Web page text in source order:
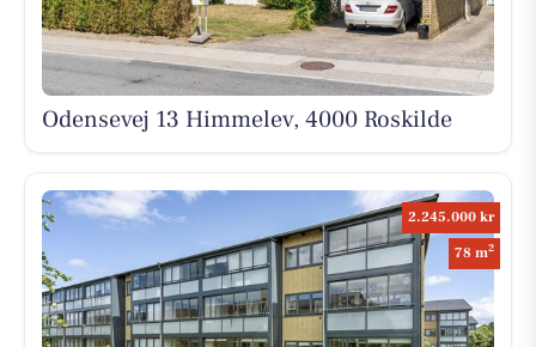
Odensevej 13 Himmelev, 4000 Roskilde
2.245.000 kr
78 m2